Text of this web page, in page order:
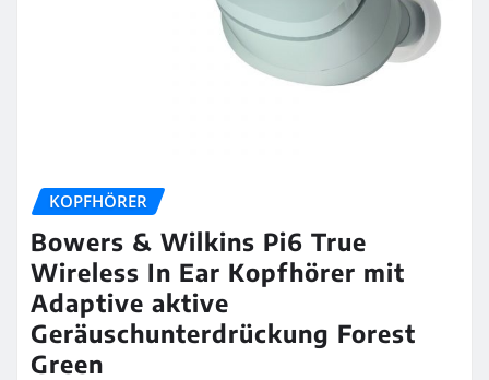
KOPFHÖRER
Bowers & Wilkins Pi6 True
Wireless In Ear Kopfhörer mit
Adaptive aktive
Geräuschunterdrückung Forest
Green